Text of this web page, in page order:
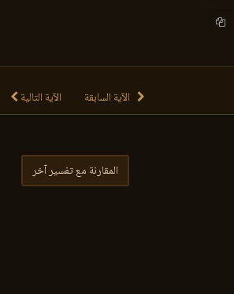
الآية السابقة الآية التالية
المقارنة مع تفسير آخر